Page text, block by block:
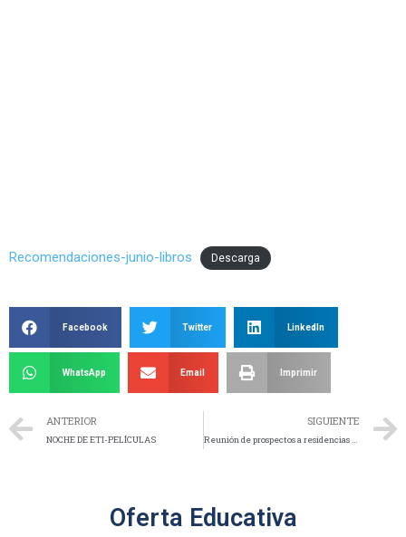
Recomendaciones-junio-libros Descarga
Facebook Twitter LinkedIn
WhatsApp Email Imprimir
ANTERIOR
NOCHE DE ETI-PELÍCULAS
SIGUIENTE
Reunión de prospectos a residencias profesionales Ago-Dic 2022
Oferta Educativa